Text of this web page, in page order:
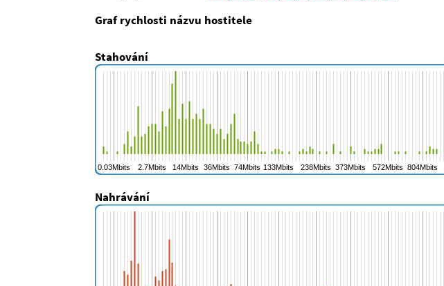
Graf rychlosti názvu hostitele
Stahování
Nahrávání